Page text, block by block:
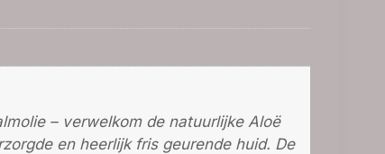
– verwelkom de natuurlijke Aloë
en heerlijk fris geurende huid. De